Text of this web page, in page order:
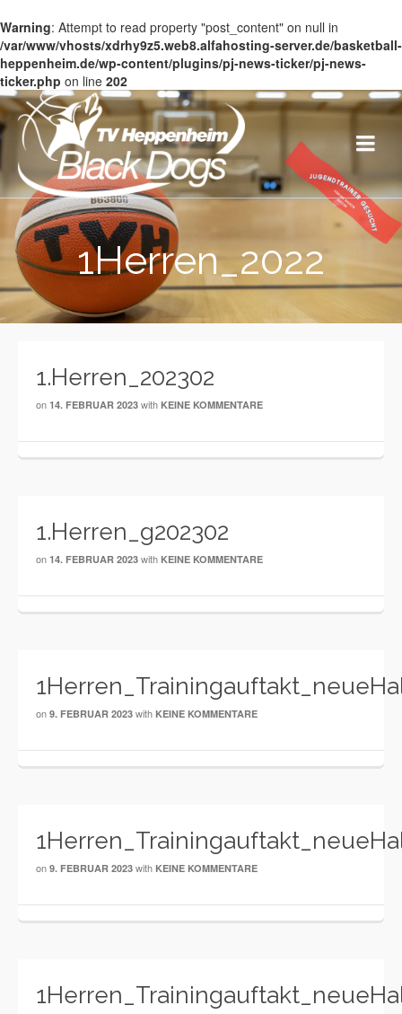
Warning: Attempt to read property "post_content" on null in
/var/www/vhosts/xdrhy9z5.web8.alfahosting-server.de/basketball-
heppenheim.de/wp-content/plugins/pj-news-ticker/pj-news-
ticker.php on line 202
1Herren_2022
1.Herren_202302
on 14. FEBRUAR 2023 with KEINE KOMMENTARE
1.Herren_g202302
on 14. FEBRUAR 2023 with KEINE KOMMENTARE
on 9. FEBRUAR 2023 with KEINE KOMMENTARE
on 9. FEBRUAR 2023 with KEINE KOMMENTARE